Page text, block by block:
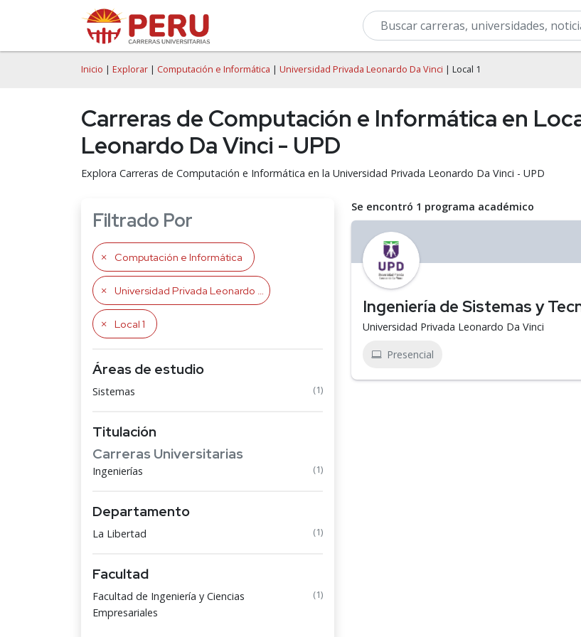
Inicio | Explorar | Computación e Informática | Universidad Privada Leonardo Da Vinci | Local 1
Carreras de Computación e Informática en
Leonardo Da Vinci - UPD
Explora Carreras de Computación e Informática en la Universidad Privada Leonardo Da Vinci - UPD
Filtrado Por
Computación e Informática
Universidad Privada Leonardo Da Vinci
Local 1
Áreas de estudio
Sistemas (1)
Titulación
Carreras Universitarias
Ingenierías (1)
Departamento
La Libertad (1)
Facultad
Facultad de Ingeniería y Ciencias
Empresariales
(1)
Se encontró 1 programa académico
Ingeniería de Sistemas y
Universidad Privada Leonardo Da Vinci
Presencial